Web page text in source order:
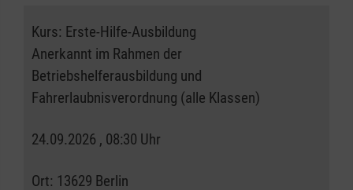
Kurs: Erste-Hilfe-Ausbildung
Anerkannt im Rahmen der
Betriebshelferausbildung und
Fahrerlaubnisverordnung (alle Klassen)
24.09.2026 , 08:30 Uhr
Ort: 13629 Berlin